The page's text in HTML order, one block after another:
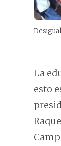
La
esto